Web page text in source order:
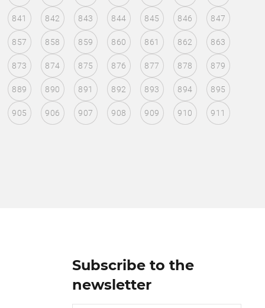
841 842 843 844 845 846 847
857 858 859 860 861 862 863
873 874 875 876 877 878 879
889 890 891 892 893 894 895
905 906 907 908 909 910 911
Subscribe to the
newsletter